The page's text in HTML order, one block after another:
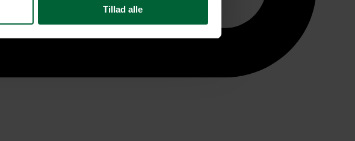
Tillad alle